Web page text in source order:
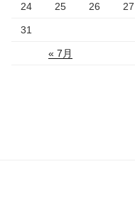
« 7月
24 25 26 27
31